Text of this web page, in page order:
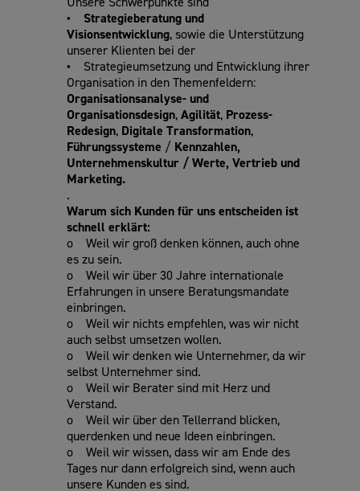
• Strategieberatung und
Visionsentwicklung, sowie die Unterstützung
unserer Klienten bei der
• Strategieumsetzung und Entwicklung ihrer
Organisation in den Themenfeldern:
Organisationsanalyse- und
Organisationsdesign,Agilität, Prozess-
Redesign, Digitale Transformation,
Führungssysteme / Kennzahlen,
Unternehmenskultur / Werte, Vertrieb und
Marketing.
.
Warum sich Kunden für uns entscheiden ist
schnell erklärt:
o Weil wir groß denken können, auch ohne
es zu sein.
o Weil wir über 30 Jahre internationale
Erfahrungen in unsere Beratungsmandate
einbringen.
o Weil wir nichts empfehlen, was wir nicht
auch selbst umsetzen wollen.
o Weil wir denken wie Unternehmer, da wir
selbst Unternehmer sind.
o Weil wir Berater sind mit Herz und
Verstand.
o Weil wir über den Tellerrand blicken,
querdenken und neue Ideen einbringen.
o Weil wir wissen, dass wir am Ende des
Tages nur dann erfolgreich sind, wenn auch
unsere Kunden es sind.